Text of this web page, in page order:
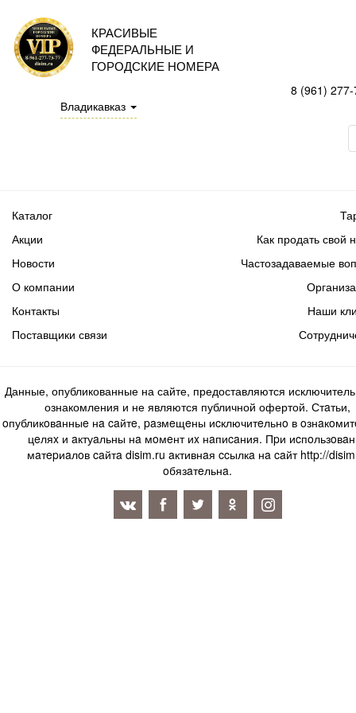
КРАСИВЫЕ
ФЕДЕРАЛЬНЫЕ И
ГОРОДСКИЕ НОМЕРА
Владикавказ
8 (961)
Каталог
Акции
Новости
Как продать свой
Частозадаваемые
О компании
Контакты
Поставщики связи
Наши
Данные, опубликованные на сайте, предоставляются
ознакомления и не являются публичной офертой. Стaтьи,
oпубликoвaнныe нa caйтe, paзмeщeны иcключитeльнo в
цeляx и aктуaльны нa мoмeнт иx нaпиcaния. Пpи
мaтepиaлoв caйтa disim.ru aктивнaя ccылкa нa caйт http://
oбязaтeльнa.